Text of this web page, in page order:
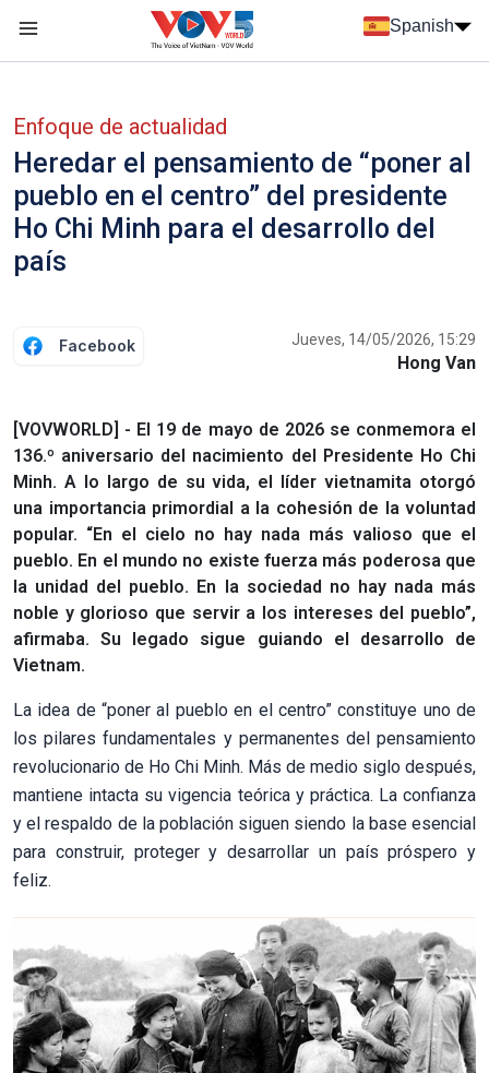
Spanish
Enfoque de actualidad
Heredar el pensamiento de “poner al
pueblo en el centro” del presidente
Ho Chi Minh para el desarrollo del
país
Facebook Jueves, 14/05/2026, 15:29
Hong Van
[VOVWORLD] - El 19 de mayo de 2026 se conmemora el
136.º aniversario del nacimiento del Presidente Ho Chi
Minh. A lo largo de su vida, el líder vietnamita otorgó
una importancia primordial a la cohesión de la voluntad
popular. “En el cielo no hay nada más valioso que el
pueblo. En el mundo no existe fuerza más poderosa que
la unidad del pueblo. En la sociedad no hay nada más
noble y glorioso que servir a los intereses del pueblo”,
afirmaba. Su legado sigue guiando el desarrollo de
Vietnam.
La idea de “poner al pueblo en el centro” constituye uno de
los pilares fundamentales y permanentes del pensamiento
revolucionario de Ho Chi Minh. Más de medio siglo después,
mantiene intacta su vigencia teórica y práctica. La confianza
y el respaldo de la población siguen siendo la base esencial
para construir, proteger y desarrollar un país próspero y
feliz.